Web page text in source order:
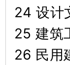
24 设计
25 建筑
26 民用